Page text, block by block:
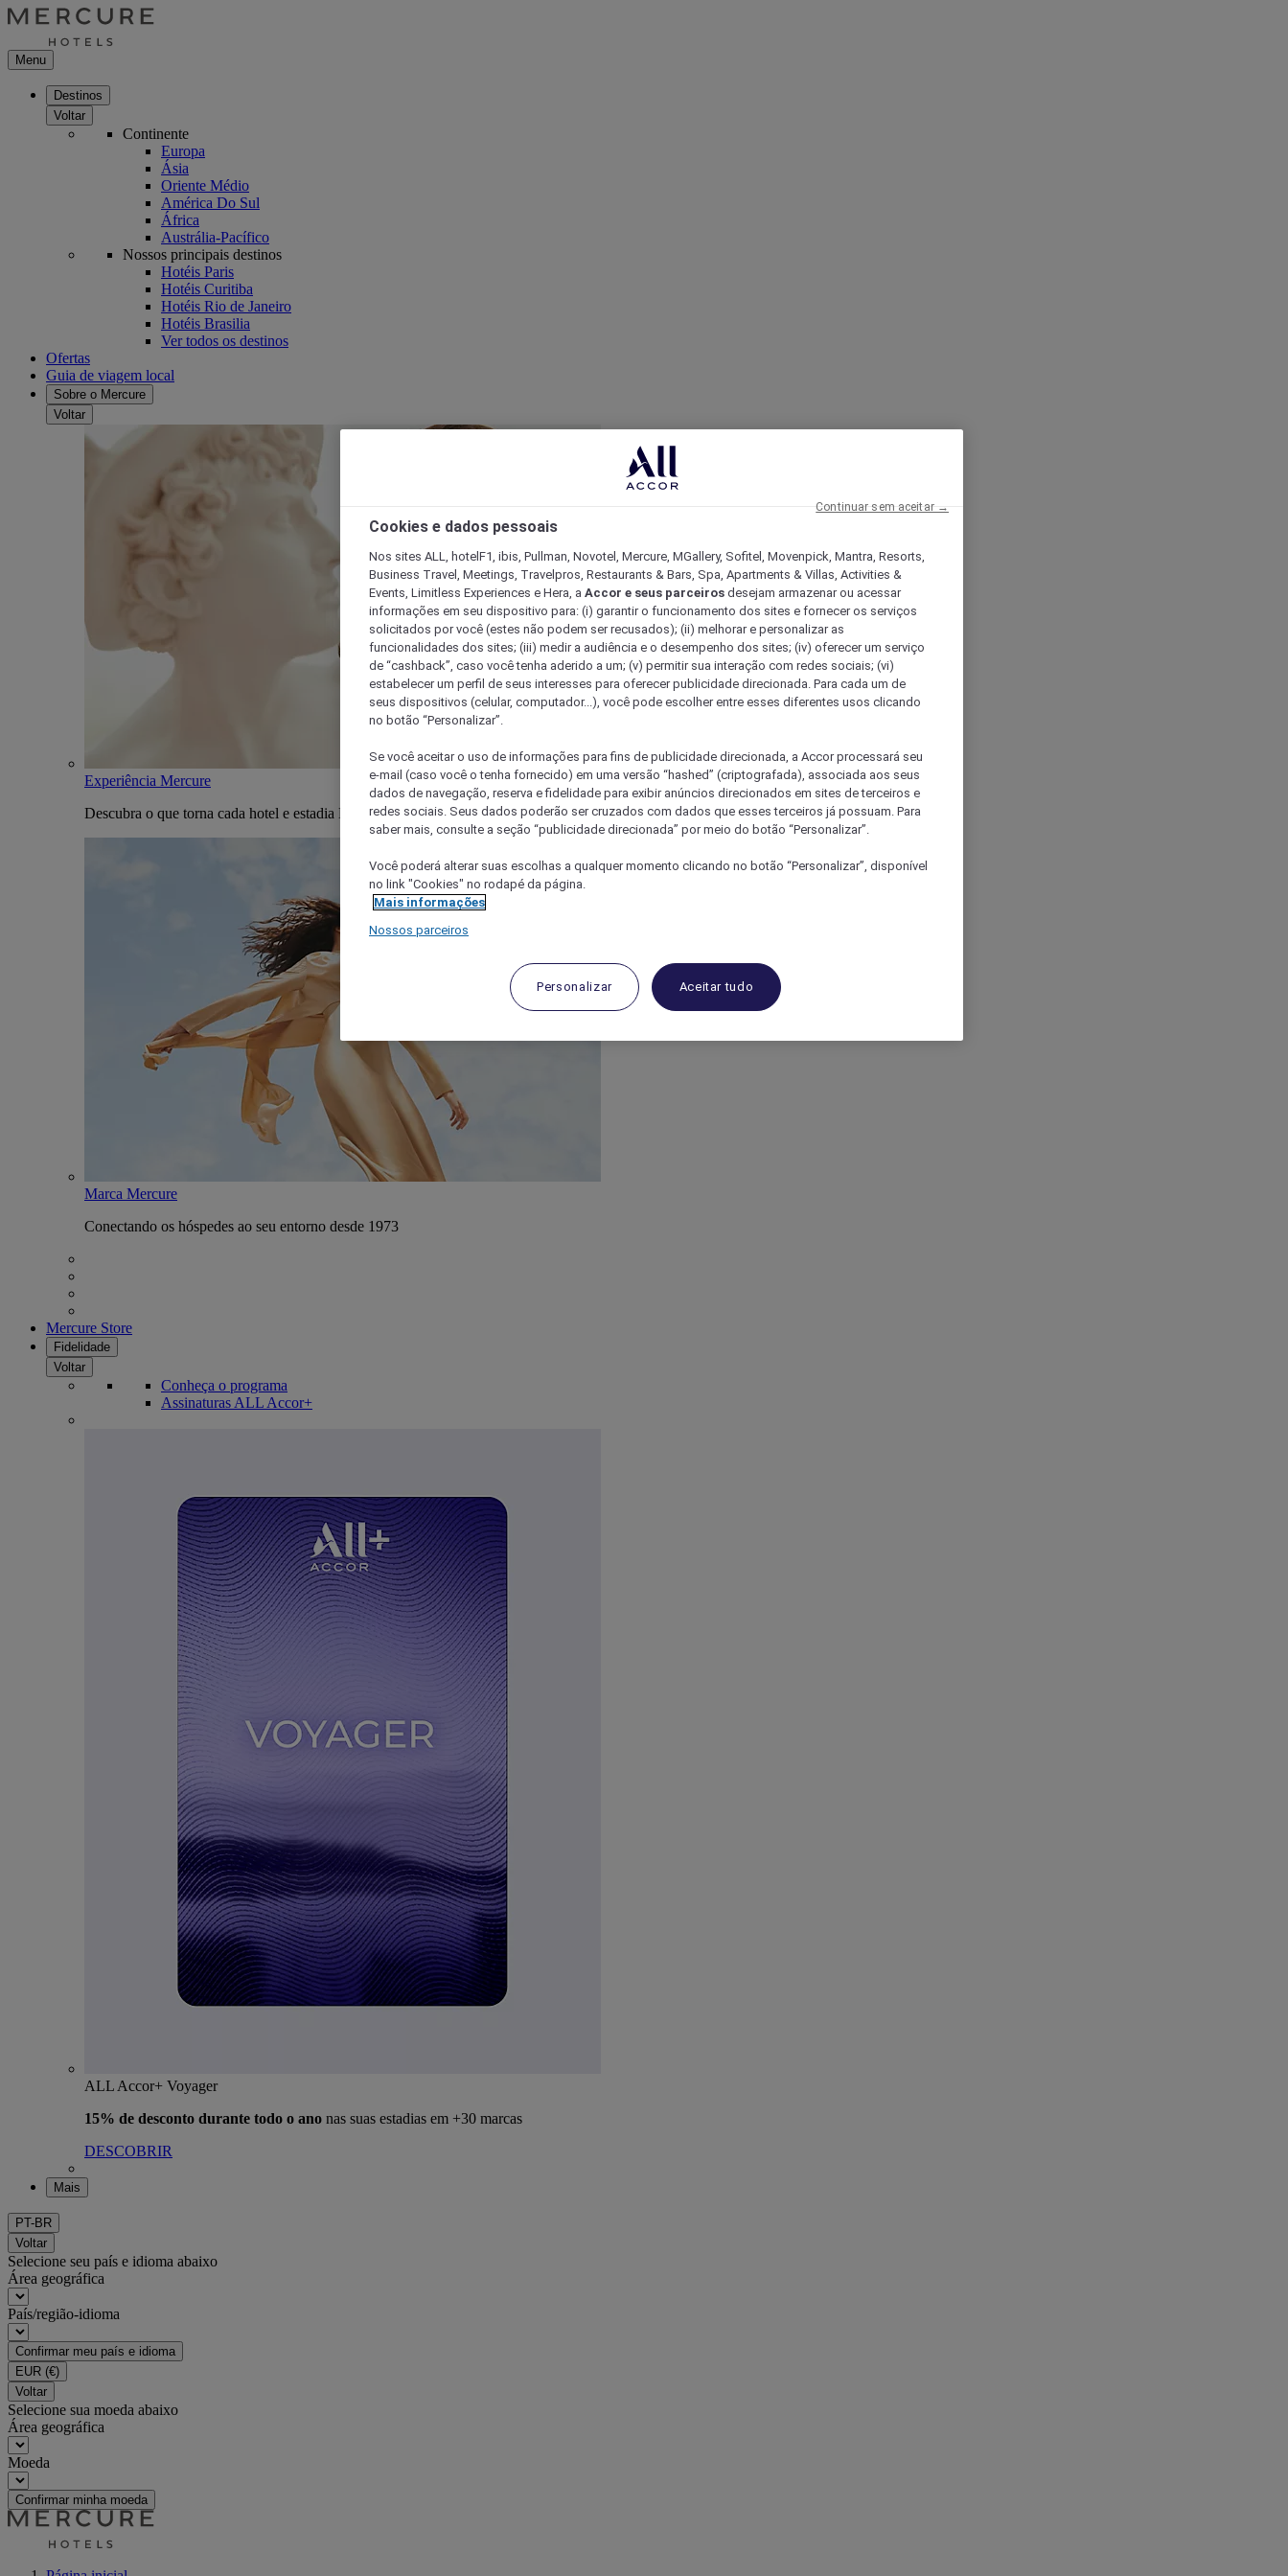
Menu
Destinos
Voltar
Continente
Europa
Ásia
Oriente Médio
América Do Sul
África
Austrália-Pacífico
Nossos principais destinos
Hotéis Paris
Hotéis Curitiba
Hotéis Rio de Janeiro
Hotéis Brasilia
Ver todos os destinos
Ofertas
Guia de viagem local
Sobre o Mercure
Voltar
Experiência Mercure
Descubra o que torna cada hotel e estadia Mercure única
Marca Mercure
Conectando os hóspedes ao seu entorno desde 1973
Mercure Store
Fidelidade
Voltar
Conheça o programa
Assinaturas ALL Accor+
ALL Accor+ Voyager
15% de desconto durante todo o ano nas suas estadias em +30 marcas
DESCOBRIR
Mais
PT-BR
Voltar
Selecione seu país e idioma abaixo
Área geográfica
País/região-idioma
Confirmar meu país e idioma
EUR (€)
Voltar
Selecione sua moeda abaixo
Área geográfica
Moeda
Confirmar minha moeda
Cookies e dados pessoais
Nos sites ALL, hotelF1, ibis, Pullman, Novotel, Mercure, MGallery, Sofitel, Movenpick, Mantra, Resorts,
Business Travel, Meetings, Travelpros, Restaurants & Bars, Spa, Apartments & Villas, Activities &
Events, Limitless Experiences e Hera, a Accor e seus parceiros desejam armazenar ou acessar
informações em seu dispositivo para: (i) garantir o funcionamento dos sites e fornecer os serviços
solicitados por você (estes não podem ser recusados); (ii) melhorar e personalizar as
funcionalidades dos sites; (iii) medir a audiência e o desempenho dos sites; (iv) oferecer um serviço
de “cashback”, caso você tenha aderido a um; (v) permitir sua interação com redes sociais; (vi)
estabelecer um perfil de seus interesses para oferecer publicidade direcionada. Para cada um de
seus dispositivos (celular, computador...), você pode escolher entre esses diferentes usos clicando
no botão “Personalizar”.
Se você aceitar o uso de informações para fins de publicidade direcionada, a Accor processará seu
e-mail (caso você o tenha fornecido) em uma versão “hashed” (criptografada), associada aos seus
dados de navegação, reserva e fidelidade para exibir anúncios direcionados em sites de terceiros e
redes sociais. Seus dados poderão ser cruzados com dados que esses terceiros já possuam. Para
saber mais, consulte a seção “publicidade direcionada” por meio do botão “Personalizar”.
Você poderá alterar suas escolhas a qualquer momento clicando no botão “Personalizar”, disponível
no link "Cookies" no rodapé da página.
Mais informações
Nossos parceiros
Personalizar Aceitar tudo
Continuar sem aceitar →